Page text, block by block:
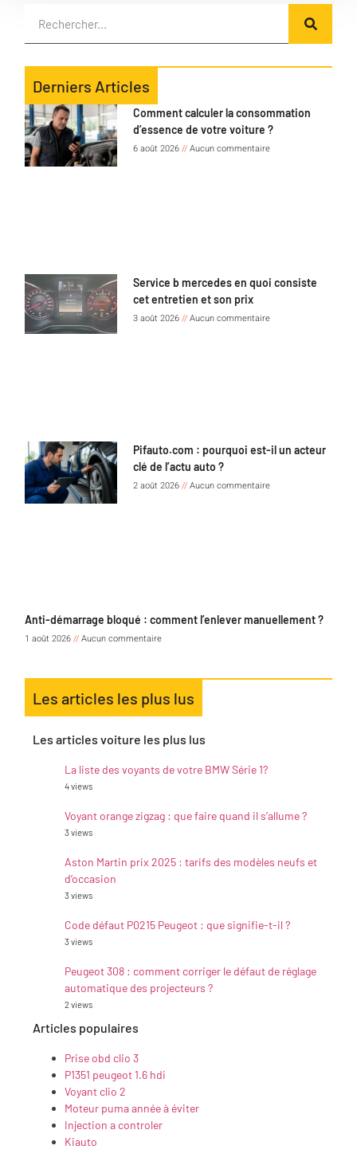
Derniers Articles
Comment calculer la consommation
d’essence de votre voiture ?
6 août 2026 Aucun commentaire
Service b mercedes en quoi consiste
cet entretien et son prix
3 août 2026 Aucun commentaire
Pifauto.com : pourquoi est-il un acteur
clé de l’actu auto ?
2 août 2026 Aucun commentaire
Anti-démarrage bloqué : comment l’enlever manuellement ?
1 août 2026
Aucun commentaire
Les articles les plus lus
Les articles voiture les plus lus
La liste des voyants de votre BMW Série 1?
4 views
Voyant orange zigzag : que faire quand il s’allume ?
3 views
Aston Martin prix 2025 : tarifs des modèles neufs et
d’occasion
3 views
Code défaut P0215 Peugeot : que signifie-t-il ?
3 views
Peugeot 308 : comment corriger le défaut de réglage
automatique des projecteurs ?
2 views
Articles populaires
Prise obd clio 3
P1351 peugeot 1.6 hdi
Voyant clio 2
Moteur puma année à éviter
Injection a controler
Kiauto